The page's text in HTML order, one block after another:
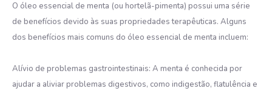
O óleo essencial de menta (ou hortelã-pimenta) possui uma série
de benefícios devido às suas propriedades terapêuticas. Alguns
dos benefícios mais comuns do óleo essencial de menta incluem:
Alívio de problemas gastrointestinais: A menta é conhecida por
ajudar a aliviar problemas digestivos, como indigestão, flatulência e